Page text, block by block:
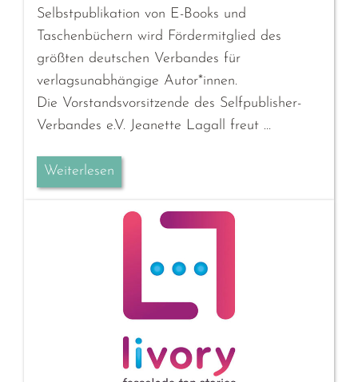
Selbstpublikation von E-Books und
Taschenbüchern wird Fördermitglied des
größten deutschen Verbandes für
verlagsunabhängige Autor*innen.
Die Vorstandsvorsitzende des Selfpublisher-
Verbandes e.V. Jeanette Lagall freut …
Weiterlesen